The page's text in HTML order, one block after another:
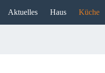
Aktuelles Haus Küche